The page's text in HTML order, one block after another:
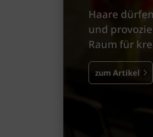
Haare
und
Raum für
zum Artikel